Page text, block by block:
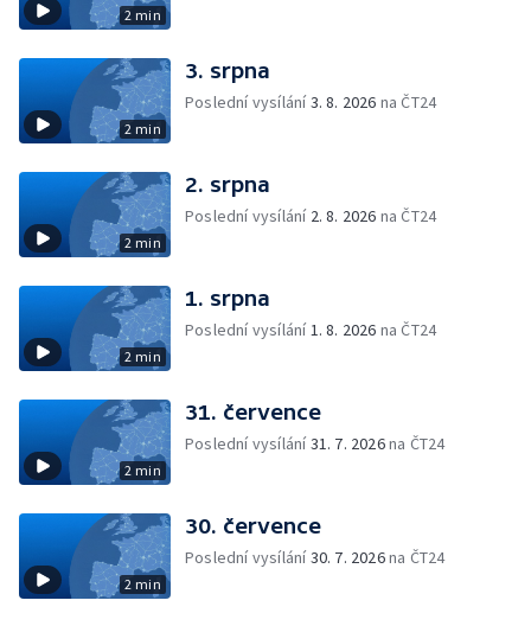
2 min
2 min
3. srpna
Poslední vysílání3. 8. 2026 na ČT24
2 min
2. srpna
Poslední vysílání 2. 8. 2026 na ČT24
2 min
1. srpna
Poslední vysílání1. 8. 2026 na ČT24
2 min
31. července
Poslední vysílání31. 7. 2026na ČT24
2 min
30. července
Poslední vysílání30. 7. 2026na ČT24